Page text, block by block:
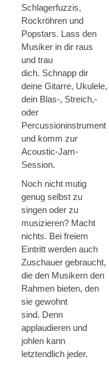
Schlagerfuzzis,
Rockröhren und
Popstars. Lass den
Musiker in dir raus
und trau
dich. Schnapp dir
deine Gitarre, Ukulele,
dein Blas-, Streich,-
oder
Percussioninstrument
und komm zur
Acoustic-Jam-
Session.
Noch nicht mutig
genug selbst zu
singen oder zu
musizieren? Macht
nichts. Bei freiem
Eintritt werden auch
Zuschauer gebraucht,
die den Musikern den
Rahmen bieten, den
sie gewohnt
sind. Denn
applaudieren und
johlen kann
letztendlich jeder.